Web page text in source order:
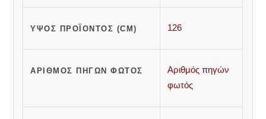
ΎΨΟΣ ΠΡΟΪΌΝΤΟΣ (CM) 126
ΑΡΙΘΜΌΣ ΠΗΓΏΝ ΦΩΤΌΣ
Αριθμός πηγών
φωτός